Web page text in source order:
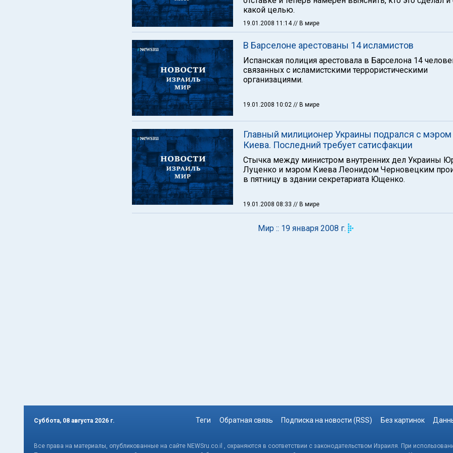
какой целью.
19.01.2008 11:14// В мире
В Барселоне арестованы 14 исламистов
Испанская полиция арестовала в Барселона 14
связанных с исламистскими террористическими
организациями.
19.01.2008 10:02 // В мире
Главный милиционер Украины подрался с мэром
Киева. Последний требует сатисфакции
Стычка между министром внутренних дел Украины
Луценко и мэром Киева Леонидом Черновецким
в пятницу в здании секретариата Ющенко.
19.01.2008 08:33 // В мире
Мир :: 19 января 2008 г.
Суббота, 08 августа 2026 г. Теги Обратная связь Подписка на новости (RSS) Без картинок
Все права на материалы, опубликованные на сайте NEWSru.co.il , охраняются в соответствии с законодательством Израиля. При